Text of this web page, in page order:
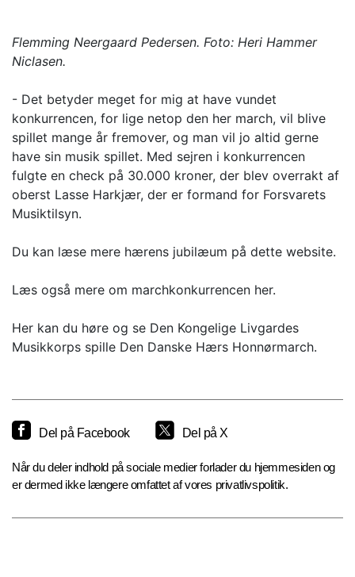
Flemming Neergaard Pedersen. Foto: Heri Hammer
Niclasen.
- Det betyder meget for mig at have vundet
konkurrencen, for lige netop den her march, vil blive
spillet mange år fremover, og man vil jo altid gerne
have sin musik spillet. Med sejren i konkurrencen
fulgte en check på 30.000 kroner, der blev overrakt af
oberst Lasse Harkjær, der er formand for Forsvarets
Musiktilsyn.
Du kan læse mere hærens jubilæum på dette website.
Læs også mere om marchkonkurrencen her.
Her kan du høre og se Den Kongelige Livgardes
Musikkorps spille Den Danske Hærs Honnørmarch.
Del på Facebook Del på X
Når du deler indhold på sociale medier forlader du hjemmesiden og
er dermed ikke længere omfattet af vores privatlivspolitik.